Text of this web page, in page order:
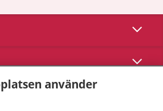
Visa
Visa
använder